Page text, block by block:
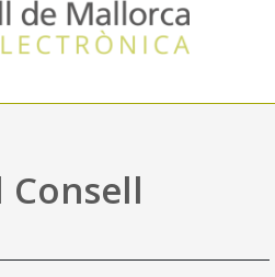
Accés i seguretat
Utilitats
Ajuda